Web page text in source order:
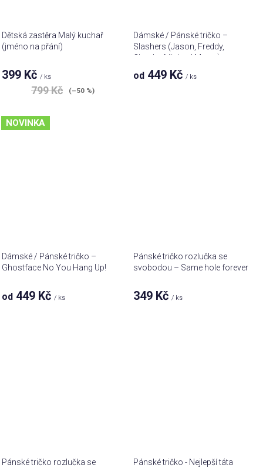
Dětská zastěra Malý kuchař
(jméno na přání)
399 Kč/ ks
799 Kč (–50 %)
Dámské / Pánské tričko –
Slashers (Jason, Freddy,
Chucky, Michael Myers)
od 449 Kč/ ks
NOVINKA
Dámské / Pánské tričko –
Ghostface No You Hang Up!
od 449 Kč / ks
Pánské tričko rozlučka se
svobodou – Same hole forever
349 Kč / ks
Pánské tričko rozlučka se
Pánské tričko - Nejlepší táta